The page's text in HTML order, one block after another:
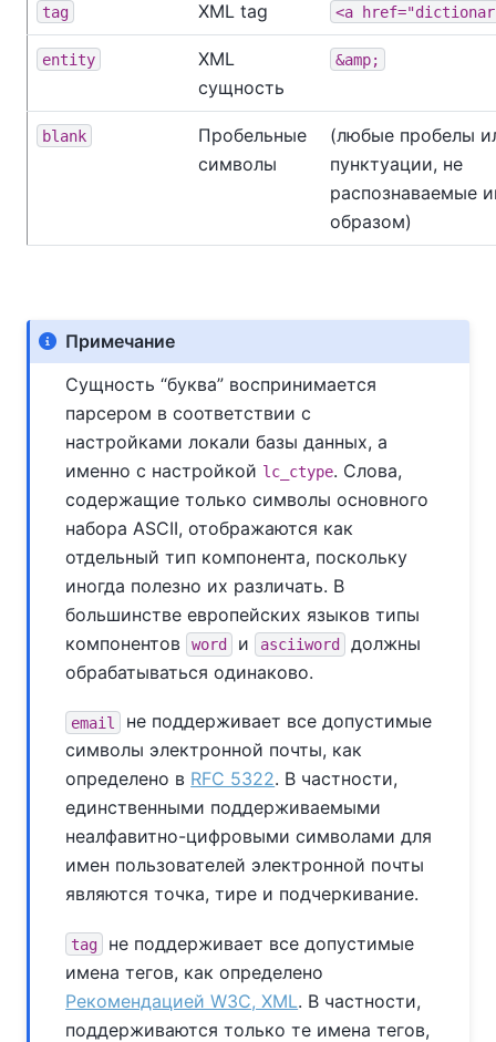
tag XML tag <a
entity
XML
сущность
&amp;
blank
Пробельные
символы
(любые пробелы
пунктуации, не
распознаваемые
образом)
Примечание
Сущность“буква” воспринимается
парсером в соответствии с
настройками локали базы данных, а
именно с настройкой lc_ctype. Слова,
содержащие только символы основного
набора ASCII, отображаются как
отдельный тип компонента, поскольку
иногда полезно их различать. В
большинстве европейских языков типы
компонентов
word и asciiword
должны
обрабатываться одинаково.
email
не поддерживает все допустимые
символы электронной почты, как
определено в RFC 5322. В частности,
единственными поддерживаемыми
неалфавитно-цифровыми символами для
имен пользователей электронной почты
являются точка, тире и подчеркивание.
tag
не поддерживает все допустимые
имена тегов, как определено
Рекомендацией W3C, XML. В частности,
поддерживаются только те имена тегов,